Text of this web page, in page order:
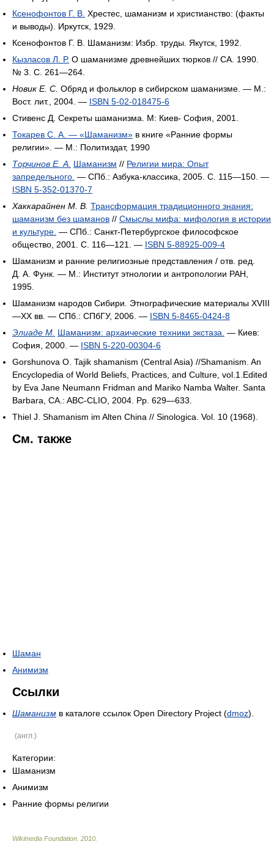
Ксенофонтов Г. В. Хрестес, шаманизм и христианство: (факты
и выводы). Иркутск, 1929.
Ксенофонтов Г. В. Шаманизм: Избр. труды. Якутск, 1992.
Кызласов Л. Р. О шаманизме древнейших тюрков // СА. 1990.
№ 3. С. 261—264.
Новик Е. С. Обряд и фольклор в сибирском шаманизме. — М.:
Вост. лит., 2004. — ISBN 5-02-018475-6
Стивенс Д. Секреты шаманизма. М: Киев- София, 2001.
Токарев С. А. — «Шаманизм» в книге «Ранние формы
религии». — М.: Политиздат, 1990
Торчинов Е. А. Шаманизм // Религии мира: Опыт
запредельного. — СПб.: Азбука-классика, 2005. C. 115—150. —
ISBN 5-352-01370-7
Хаккарайнен М. В. Трансформация традиционного знания:
шаманизм без шаманов // Смыслы мифа: мифология в истории
и культуре. — СПб.: Санкт-Петербургское философское
общество, 2001. С. 116—121. — ISBN 5-88925-009-4
Шаманизм и ранние религиозные представления / отв. ред.
Д. А. Функ. — М.: Институт этнологии и антропологии РАН,
1995.
Шаманизм народов Сибири. Этнографические материалы XVIII
—XX вв. — СПб.: СПбГУ, 2006. — ISBN 5-8465-0424-8
Элиаде М. Шаманизм: архаические техники экстаза. — Киев:
София, 2000. — ISBN 5-220-00304-6
Gorshunova O. Tajik shamanism (Central Asia) //Shamanism. An
Encyclopedia of World Beliefs, Practices, and Culture, vol.1.Edited
by Eva Jane Neumann Fridman and Mariko Namba Walter. Santa
Barbara, CA.: ABC-CLIO, 2004. Pp. 629—633.
Thiel J. Shamanism im Alten China // Sinologica. Vol. 10 (1968).
См. также
Шаман
Анимизм
Ссылки
Шаманизм в каталоге ссылок Open Directory Project (dmoz).
(англ.)
Категории:
Шаманизм
Анимизм
Ранние формы религии
Wikimedia Foundation 2010